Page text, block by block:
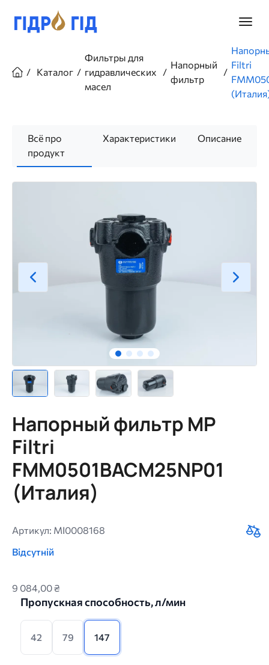
основному
Главное
навигации
Каталог
Фильтры для
гидравлических
масел
Напорный
фильтр
Filtri
Всё про
продукт
Характеристики Описание
Напорный фильтр MP
Filtri
FMM0501BACМ25NP01
(Италия)
Артикул: MI0008168
Відсутній
9 084,00 ₴
Пропускная способность, л/мин
42 79 147